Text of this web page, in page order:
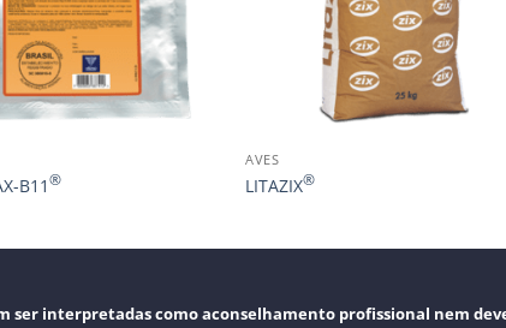
B11®
AVES
LITAZIX®
ser interpretadas como aconselhamento profissional nem